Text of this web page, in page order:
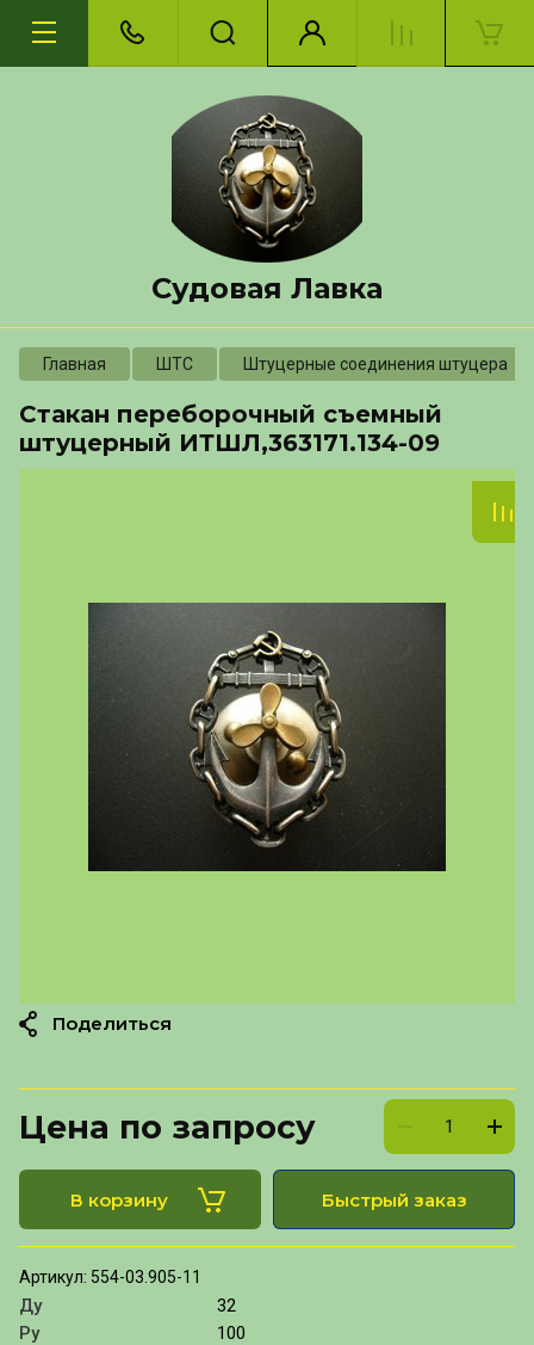
Судовая Лавка
Главная ШТС Штуцерные соединения штуцера
Стакан переборочный съемный
штуцерный ИТШЛ,363171.134-09
Цена по запросу
В корзину Быстрый заказ
Артикул: 554-03.905-11
Ду
32
Ру
100
Поделиться